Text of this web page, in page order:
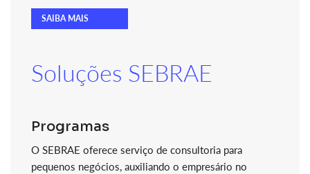
SAIBA MAIS
Soluções SEBRAE
Programas
O SEBRAE oferece serviço de consultoria para
pequenos negócios, auxiliando o empresário no